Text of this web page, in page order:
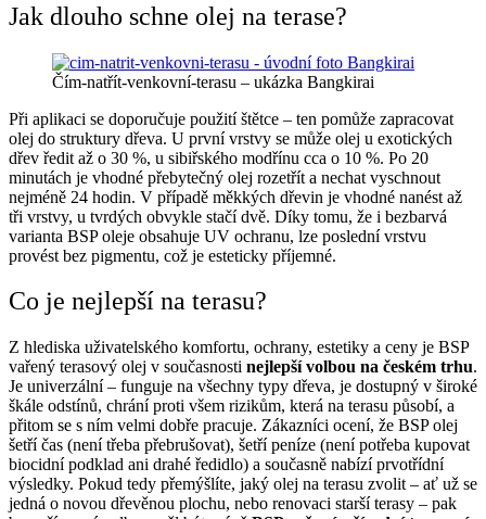
Jak dlouho schne olej na terase?
Čím-natřít-venkovní-terasu – ukázka Bangkirai
Při aplikaci se doporučuje použití štětce – ten pomůže zapracovat
olej do struktury dřeva. U první vrstvy se může olej u exotických
dřev ředit až o 30 %, u sibiřského modřínu cca o 10 %. Po 20
minutách je vhodné přebytečný olej rozetřít a nechat vyschnout
nejméně 24 hodin. V případě měkkých dřevin je vhodné nanést až
tři vrstvy, u tvrdých obvykle stačí dvě. Díky tomu, že i bezbarvá
varianta BSP oleje obsahuje UV ochranu, lze poslední vrstvu
provést bez pigmentu, což je esteticky příjemné.
Co je nejlepší na terasu?
Z hlediska uživatelského komfortu, ochrany, estetiky a ceny je BSP
vařený terasový olej v současnosti nejlepší volbou na českém trhu.
Je univerzální – funguje na všechny typy dřeva, je dostupný v široké
škále odstínů, chrání proti všem rizikům, která na terasu působí, a
přitom se s ním velmi dobře pracuje. Zákazníci ocení, že BSP olej
šetří čas (není třeba přebrušovat), šetří peníze (není potřeba kupovat
biocidní podklad ani drahé ředidlo) a současně nabízí prvotřídní
výsledky. Pokud tedy přemýšlíte, jaký olej na terasu zvolit – ať už se
jedná o novou dřevěnou plochu, nebo renovaci starší terasy – pak